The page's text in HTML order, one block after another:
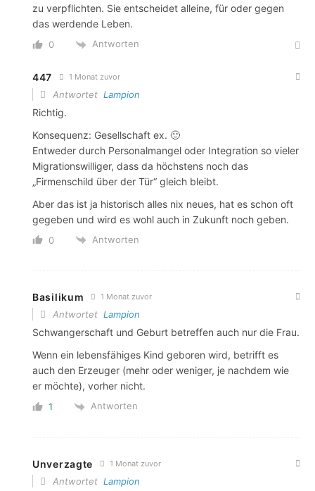
zu verpflichten. Sie entscheidet alleine, für oder gegen
das werdende Leben.
0 Antworten
447 1 Monat zuvor
Antwortet Lampion
Richtig.
Konsequenz: Gesellschaft ex. 🙂
Entweder durch Personalmangel oder Integration so vieler
Migrationswilliger, dass da höchstens noch das
„Firmenschild über der Tür“ gleich bleibt.
Aber das ist ja historisch alles nix neues, hat es schon oft
gegeben und wird es wohl auch in Zukunft noch geben.
0 Antworten
Basilikum 1 Monat zuvor
Antwortet Lampion
Schwangerschaft und Geburt betreffen auch nur die Frau.
Wenn ein lebensfähiges Kind geboren wird, betrifft es
auch den Erzeuger (mehr oder weniger, je nachdem wie
er möchte), vorher nicht.
1 Antworten
Unverzagte 1 Monat zuvor
Antwortet Lampion